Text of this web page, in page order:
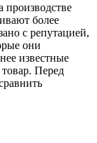
более
с репутацией,
они
известные
Перед